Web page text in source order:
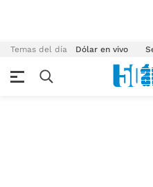
Temas del día Dólar en vivo